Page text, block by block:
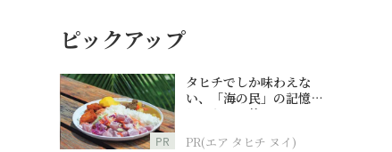
ピックアップ
PR
タヒチでしか味わえな
い、「海の民」の記憶へ
とつながる旅
PR(エア タヒチ ヌイ)